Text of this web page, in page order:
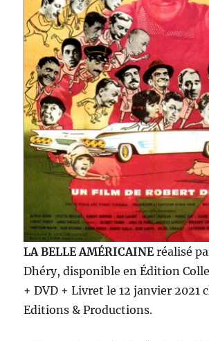
LA BELLE AMÉRICAINEréalisé
Dhéry, disponible en Édition
+ DVD + Livret le 12 janvier 2021
Editions & Productions.